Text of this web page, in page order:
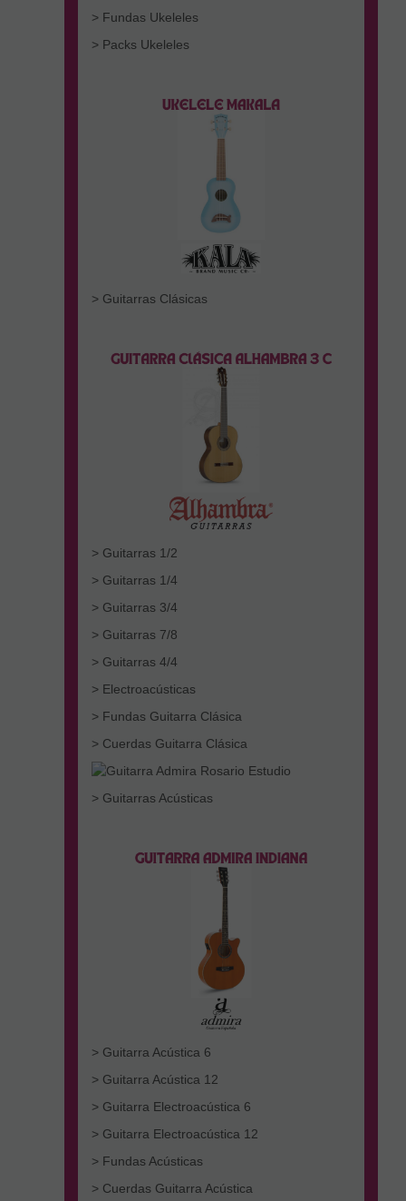
> Fundas Ukeleles
> Packs Ukeleles
> Guitarras Clásicas
> Guitarras 1/2
> Guitarras 1/4
> Guitarras 3/4
> Guitarras 7/8
> Guitarras 4/4
> Electroacústicas
> Fundas Guitarra Clásica
> Cuerdas Guitarra Clásica
> Guitarras Acústicas
> Guitarra Acústica 6
> Guitarra Acústica 12
> Guitarra Electroacústica 6
> Guitarra Electroacústica 12
> Fundas Acústicas
> Cuerdas Guitarra Acústica